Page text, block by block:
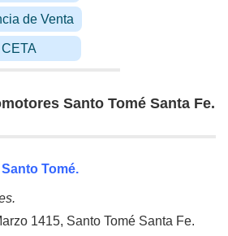
de Venta
Santo Tomé Santa Fe.
Tomé.
1415, Santo Tomé Santa Fe.